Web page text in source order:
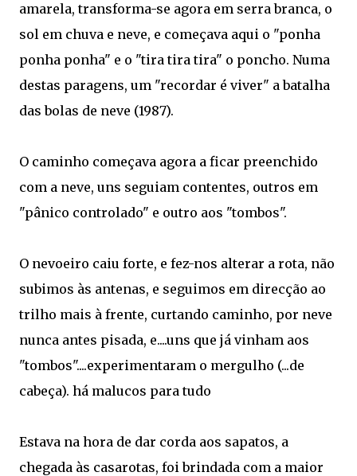
amarela, transforma-se agora em serra branca, o
sol em chuva e neve, e começava aqui o "ponha
ponha ponha" e o "tira tira tira" o poncho. Numa
destas paragens, um "recordar é viver" a batalha
das bolas de neve (1987).
O caminho começava agora a ficar preenchido
com a neve, uns seguiam contentes, outros em
"pânico controlado" e outro aos "tombos".
O nevoeiro caiu forte, e fez-nos alterar a rota, não
subimos às antenas, e seguimos em direcção ao
trilho mais à frente, curtando caminho, por neve
nunca antes pisada, e....uns que já vinham aos
"tombos"....experimentaram o mergulho (...de
cabeça). há malucos para tudo
Estava na hora de dar corda aos sapatos, a
chegada às casarotas, foi brindada com a maior